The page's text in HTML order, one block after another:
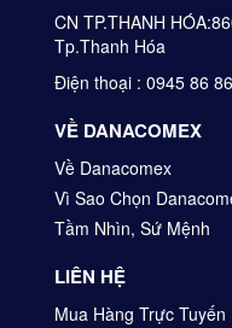
CN TP.THANH
Tp.Thanh Hóa
Điện thoại : 0945 86
VỀ DANACOMEX
Về Danacomex
Vì Sao Chọn
Tầm Nhìn, Sứ Mệnh
LIÊN HỆ
Mua Hàng Trực Tuyến